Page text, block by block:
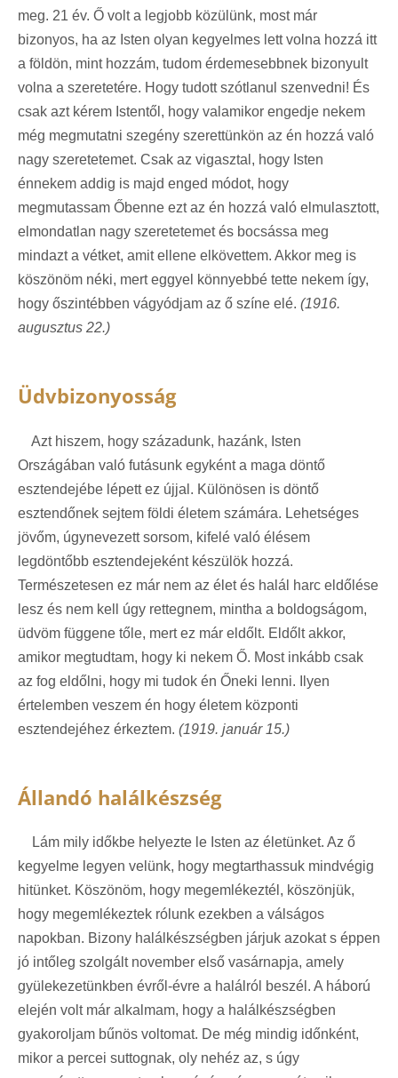
meg. 21 év. Ő volt a legjobb közülünk, most már
bizonyos, ha az Isten olyan kegyelmes lett volna hozzá itt
a földön, mint hozzám, tudom érdemesebbnek bizonyult
volna a szeretetére. Hogy tudott szótlanul szenvedni! És
csak azt kérem Istentől, hogy valamikor engedje nekem
még megmutatni szegény szerettünkön az én hozzá való
nagy szeretetemet. Csak az vigasztal, hogy Isten
énnekem addig is majd enged módot, hogy
megmutassam Őbenne ezt az én hozzá való elmulasztott,
elmondatlan nagy szeretetemet és bocsássa meg
mindazt a vétket, amit ellene elkövettem. Akkor meg is
köszönöm néki, mert eggyel könnyebbé tette nekem így,
hogy őszintébben vágyódjam az ő színe elé. (1916.
augusztus 22.)
Üdvbizonyosság
Azt hiszem, hogy századunk, hazánk, Isten
Országában való futásunk egyként a maga döntő
esztendejébe lépett ez újjal. Különösen is döntő
esztendőnek sejtem földi életem számára. Lehetséges
jövőm, úgynevezett sorsom, kifelé való élésem
legdöntőbb esztendejeként készülök hozzá.
Természetesen ez már nem az élet és halál harc eldőlése
lesz és nem kell úgy rettegnem, mintha a boldogságom,
üdvöm függene tőle, mert ez már eldőlt. Eldőlt akkor,
amikor megtudtam, hogy ki nekem Ő. Most inkább csak
az fog eldőlni, hogy mi tudok én Őneki lenni. Ilyen
értelemben veszem én hogy életem központi
esztendejéhez érkeztem. (1919. január 15.)
Állandó halálkészség
Lám mily időkbe helyezte le Isten az életünket. Az ő
kegyelme legyen velünk, hogy megtarthassuk mindvégig
hitünket. Köszönöm, hogy megemlékeztél, köszönjük,
hogy megemlékeztek rólunk ezekben a válságos
napokban. Bizony halálkészségben járjuk azokat s éppen
jó intőleg szolgált november első vasárnapja, amely
gyülekezetünkben évről-évre a halálról beszél. A háború
elején volt már alkalmam, hogy a halálkészségben
gyakoroljam bűnös voltomat. De még mindig időnként,
mikor a percei suttognak, oly nehéz az, s úgy